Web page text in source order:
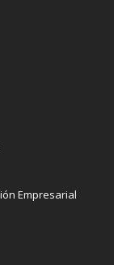
Empresarial